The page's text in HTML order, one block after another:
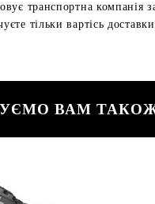
транспортна компанія
тільки вартісь
ВАМ